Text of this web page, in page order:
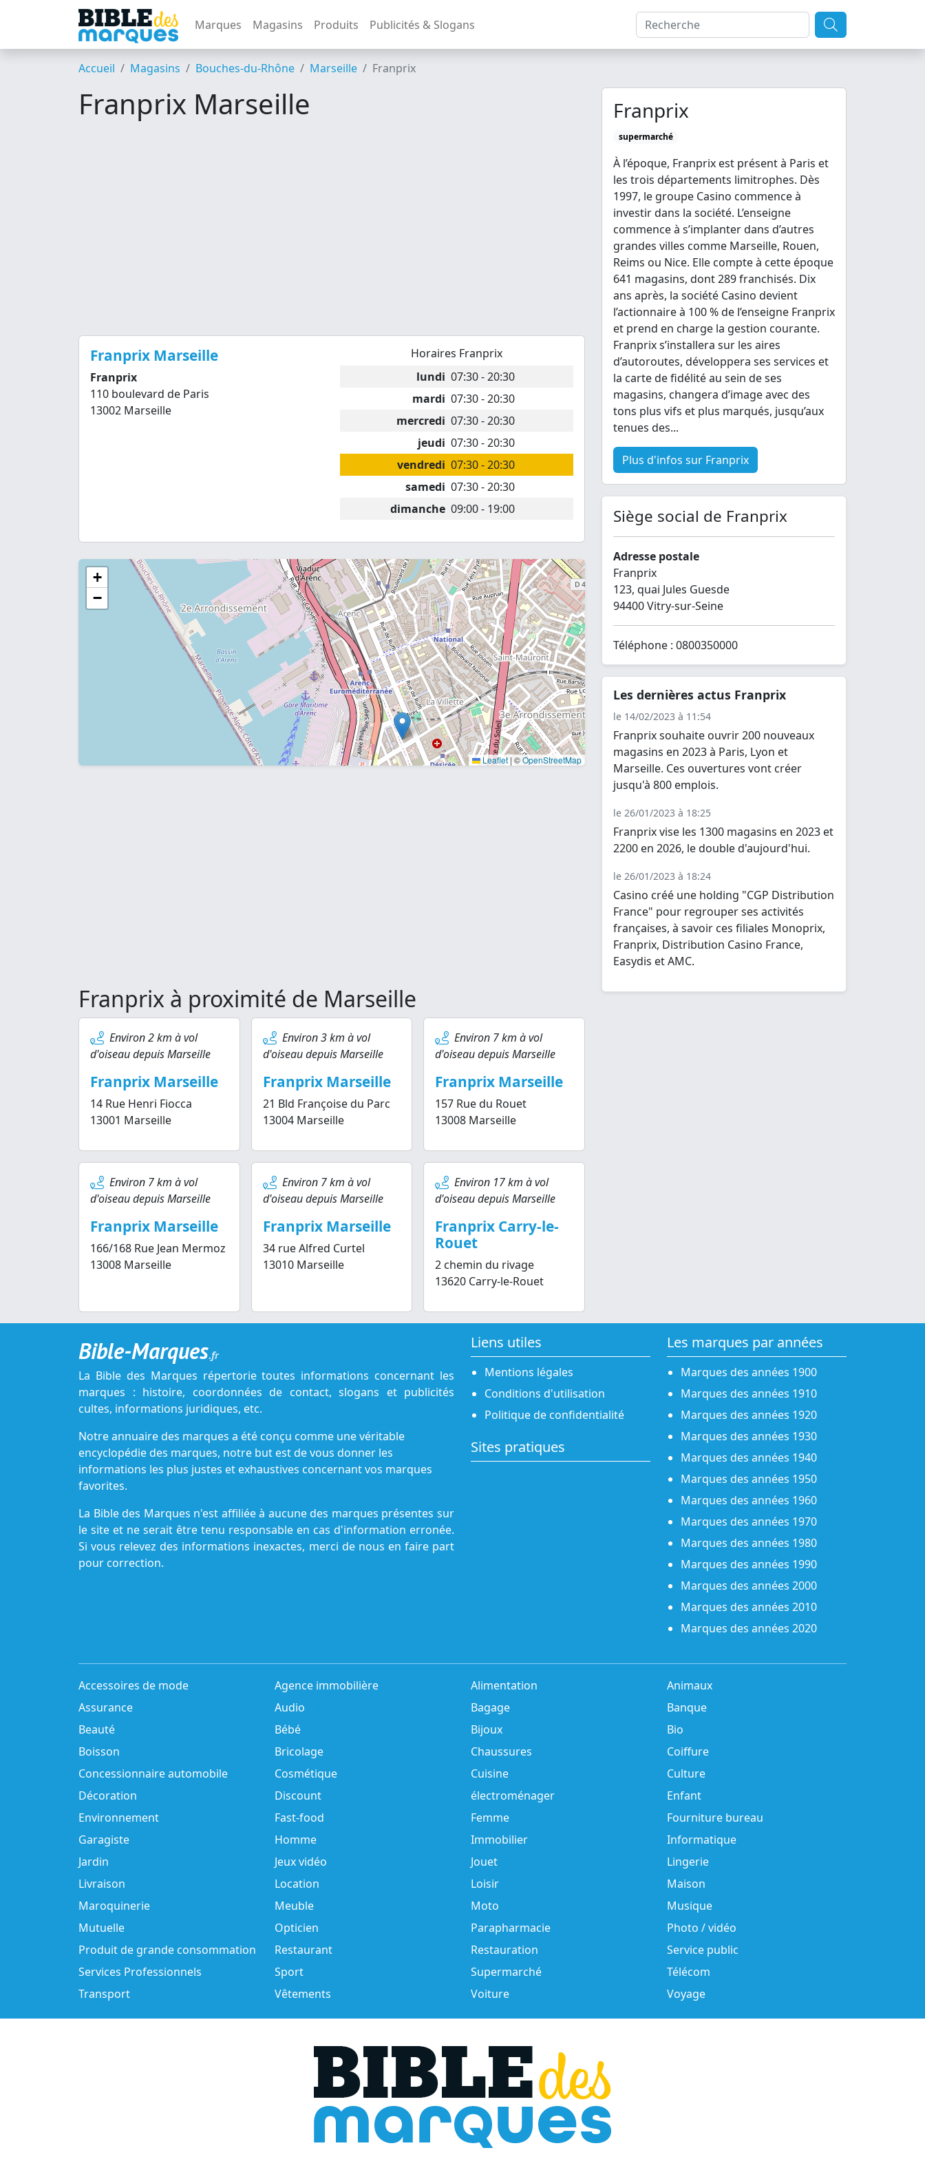
Marques Magasins Produits Publicités & Slogans
Accueil Magasins Bouches-du-Rhône Marseille Franprix
Franprix Marseille
Franprix Marseille
Franprix
110 boulevard de Paris
13002 Marseille
Horaires Franprix
lundi 07:30 - 20:30
mardi 07:30 - 20:30
mercredi 07:30 - 20:30
jeudi 07:30 - 20:30
vendredi 07:30 - 20:30
samedi 07:30 - 20:30
dimanche 09:00 - 19:00
+
−
Leaflet | ©OpenStreetMap
Franprix à proximité de Marseille
Environ 2 km à vol
d'oiseau depuis Marseille
Franprix Marseille
14 Rue Henri Fiocca
13001 Marseille
Environ 3 km à vol
d'oiseau depuis Marseille
Franprix Marseille
21 Bld Françoise du Parc
13004 Marseille
Environ 7 km à vol
d'oiseau depuis Marseille
Franprix Marseille
157 Rue du Rouet
13008 Marseille
Environ 7 km à vol
d'oiseau depuis Marseille
Franprix Marseille
166/168 Rue Jean Mermoz
13008 Marseille
Environ 7 km à vol
d'oiseau depuis Marseille
Franprix Marseille
34 rue Alfred Curtel
13010 Marseille
Environ 17 km à vol
d'oiseau depuis Marseille
Franprix Carry-le-
Rouet
2 chemin du rivage
13620 Carry-le-Rouet
Franprix
supermarché
À l’époque, Franprix est présent à Paris et
les trois départements limitrophes. Dès
1997, le groupe Casino commence à
investir dans la société. L’enseigne
commence à s’implanter dans d’autres
grandes villes comme Marseille, Rouen,
Reims ou Nice. Elle compte à cette époque
641 magasins, dont 289 franchisés. Dix
ans après, la société Casino devient
l’actionnaire à 100 % de l’enseigne Franprix
et prend en charge la gestion courante.
Franprix s’installera sur les aires
d’autoroutes, développera ses services et
la carte de fidélité au sein de ses
magasins, changera d’image avec des
tons plus vifs et plus marqués, jusqu’aux
tenues des...
Plus d'infos sur Franprix
Siège social de Franprix
Adresse postale
Franprix
123, quai Jules Guesde
94400 Vitry-sur-Seine
Téléphone : 0800350000
Les dernières actus Franprix
le 14/02/2023 à 11:54
Franprix souhaite ouvrir 200 nouveaux
magasins en 2023 à Paris, Lyon et
Marseille. Ces ouvertures vont créer
jusqu'à 800 emplois.
le 26/01/2023 à 18:25
Franprix vise les 1300 magasins en 2023 et
2200 en 2026, le double d'aujourd'hui.
le 26/01/2023 à 18:24
Casino créé une holding "CGP Distribution
France" pour regrouper ses activités
françaises, à savoir ces filiales Monoprix,
Franprix, Distribution Casino France,
Easydis et AMC.
Bible-Marques.fr
La Bible des Marques répertorie toutes informations concernant les
marques : histoire, coordonnées de contact, slogans et publicités
cultes, informations juridiques, etc.
Notre annuaire des marques a été conçu comme une véritable
encyclopédie des marques, notre but est de vous donner les
informations les plus justes et exhaustives concernant vos marques
favorites.
La Bible des Marques n'est affiliée à aucune des marques présentes sur
le site et ne serait être tenu responsable en cas d'information erronée.
Si vous relevez des informations inexactes, merci de nous en faire part
pour correction.
Liens utiles
Mentions légales
Conditions d'utilisation
Politique de confidentialité
Sites pratiques
Les marques par années
Marques des années 1900
Marques des années 1910
Marques des années 1920
Marques des années 1930
Marques des années 1940
Marques des années 1950
Marques des années 1960
Marques des années 1970
Marques des années 1980
Marques des années 1990
Marques des années 2000
Marques des années 2010
Marques des années 2020
Accessoires de mode Agence immobilière Alimentation
Animaux
Assurance
Audio Bagage
Banque
Beauté
Bébé Bijoux
Bio
Boisson
Bricolage Chaussures
Coiffure
Concessionnaire automobile
Cosmétique Cuisine
Culture
Décoration
Discount électroménager
Enfant
Environnement
Fast-food Femme
Fourniture bureau
Garagiste
Homme Immobilier
Informatique
Jardin
Jeux vidéo Jouet
Lingerie
Livraison
Location Loisir
Maison
Maroquinerie
Meuble Moto
Musique
Mutuelle
Opticien Parapharmacie
Photo / vidéo
Produit de grande consommation
Restaurant Restauration
Service public
Services Professionnels
Sport Supermarché
Télécom
Transport
Vêtements Voiture Voyage